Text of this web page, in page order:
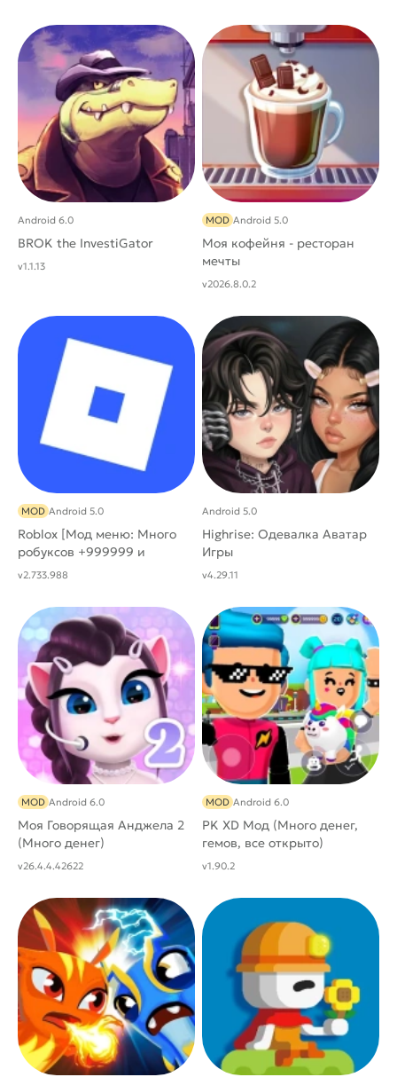
BROK the InvestiGator
Android 6.0
v1.1.13
Моя кофейня - ресторан
мечты
MOD Android 5.0
v2026.8.0.2
Roblox [Мод меню: Много
робуксов +999999 и
Читов]
MOD Android 5.0
v2.733.988
Highrise: Одевалка Аватар
Игры
Android 5.0
v4.29.11
Моя Говорящая Анджела 2
(Много денег)
MOD Android 6.0
v26.4.4.42622
PK XD Мод (Много денег,
гемов, все открыто)
MOD Android 6.0
v1.90.2